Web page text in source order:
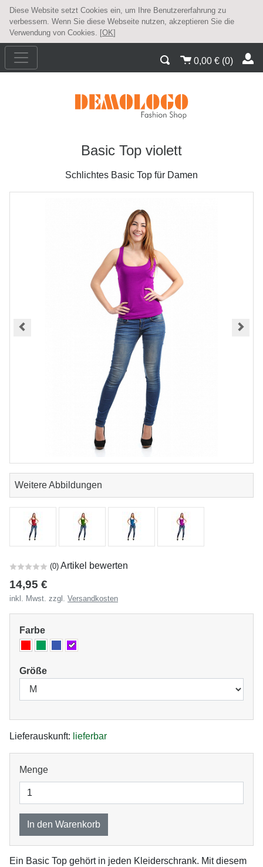
Diese Website setzt Cookies ein, um Ihre Benutzererfahrung zu
verbessern. Wenn Sie diese Webseite nutzen, akzeptieren Sie die
Verwendung von Cookies. [OK]
0,00 € (0)
Basic Top violett
Schlichtes Basic Top für Damen
Weitere Abbildungen
(0) Artikel bewerten
14,95 €
inkl. Mwst. zzgl. Versandkosten
Farbe
Größe
Lieferauskunft: lieferbar
Menge
In den Warenkorb
Ein Basic Top gehört in jeden Kleiderschrank. Mit diesem